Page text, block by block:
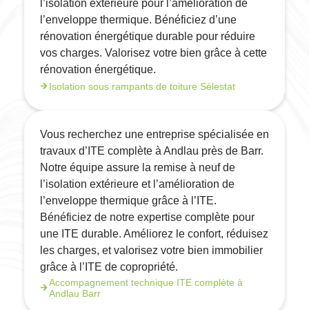
l’isolation extérieure pour l’amélioration de
l’enveloppe thermique. Bénéficiez d’une
rénovation énergétique durable pour réduire
vos charges. Valorisez votre bien grâce à cette
rénovation énergétique.
Isolation sous rampants de toiture Sélestat
Vous recherchez une entreprise spécialisée en
travaux d’ITE complète à Andlau près de Barr.
Notre équipe assure la remise à neuf de
l’isolation extérieure et l’amélioration de
l’enveloppe thermique grâce à l’ITE.
Bénéficiez de notre expertise complète pour
une ITE durable. Améliorez le confort, réduisez
les charges, et valorisez votre bien immobilier
grâce à l’ITE de copropriété.
Accompagnement technique ITE complète à
Andlau Barr